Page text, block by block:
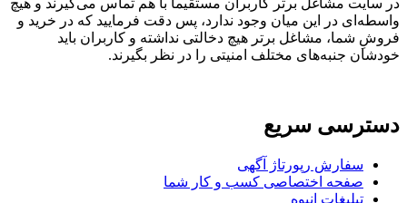
در سایت مشاغل برتر کاربران مستقیما با هم تماس می‌گیرند و هیچ
واسطه‌ای در این میان وجود ندارد، پس دقت فرمایید که در خرید و
فروشِ شما، مشاغل برتر هیچ دخالتی نداشته و کاربران باید
خودشان جنبه‌های مختلف امنیتی را در نظر بگیرند.
دسترسی سریع
سفارش رپورتاژ آگهی
صفحه اختصاصی کسب و کار شما
تبلیغات انبوه